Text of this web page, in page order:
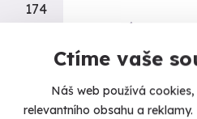
Ctíme vaše
Náš web používá
relevantního obsahu a
Let balónem
Dechberoucí výhled a
Český ráj
(+ 40 dalších
174